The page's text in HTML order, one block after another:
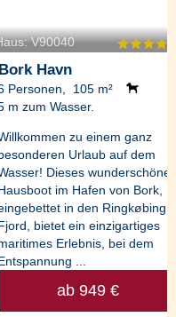
V90040
Bork Havn
Personen, 105 m²
m zum Wasser.
zu einem ganz
Urlaub auf dem
Dieses wunderschöne
im Hafen von Bork,
in den Ringkøbing
bietet ein einzigartiges
Erlebnis, bei dem
...
ab 949 €